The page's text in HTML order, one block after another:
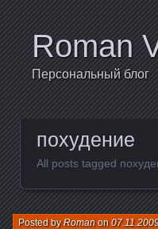
Roman
Персональный блог
похудение
All posts tagged
Posted byRomanon